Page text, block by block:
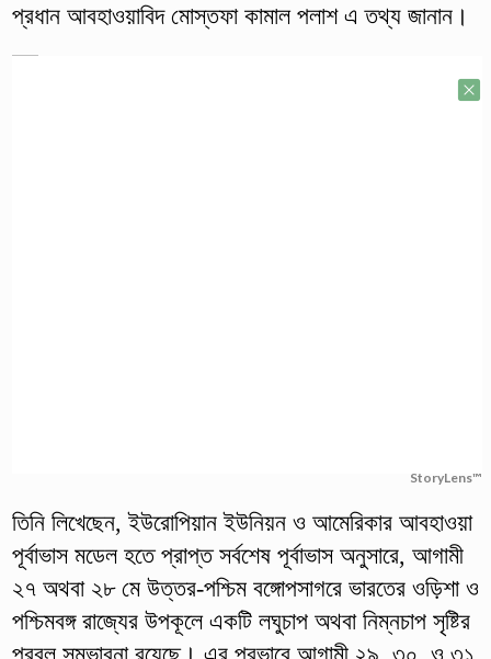
প্রধান আবহাওয়াবিদ মোস্তফা কামাল পলাশ এ তথ্য জানান।
StoryLens™
তিনি লিখেছেন, ইউরোপিয়ান ইউনিয়ন ও আমেরিকার আবহাওয়া
পূর্বাভাস মডেল হতে প্রাপ্ত সর্বশেষ পূর্বাভাস অনুসারে, আগামী
২৭ অথবা ২৮ মে উত্তর-পশ্চিম বঙ্গোপসাগরে ভারতের ওড়িশা ও
পশ্চিমবঙ্গ রাজ্যের উপকূলে একটি লঘুচাপ অথবা নিম্নচাপ সৃষ্টির